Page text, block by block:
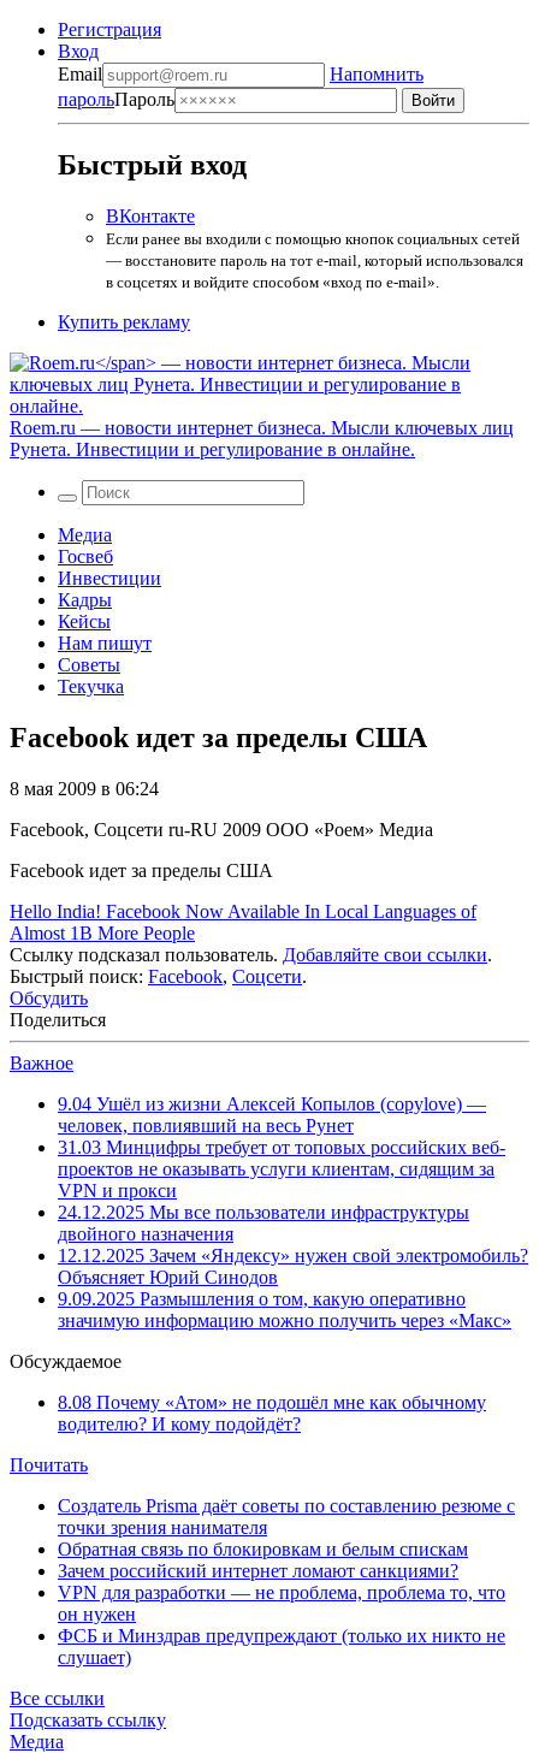
Регистрация
Вход
Email
Напомнить
парольПароль
Быстрый вход
ВКонтакте
Если ранее вы входили с помощью кнопок социальных сетей
— восстановите пароль на тот e-mail, который использовался
в соцсетях и войдите способом «вход по e-mail».
Купить рекламу
Roem.ru — новости интернет бизнеса. Мысли ключевых лиц
Рунета. Инвестиции и регулирование в онлайне.
Медиа
Госвеб
Инвестиции
Кадры
Кейсы
Нам пишут
Советы
Текучка
Facebook идет за пределы США
8 мая 2009 в 06:24
Facebook, Соцсети ru-RU 2009 ООО «Роем» Медиа
Facebook идет за пределы США
Hello India! Facebook Now Available In Local Languages of
Almost 1B More People
Ссылку подсказал пользователь. Добавляйте свои ссылки.
Быстрый поиск: Facebook, Соцсети.
Обсудить
Поделиться
Важное
9.04 Ушёл из жизни Алексей Копылов (copylove) —
человек, повлиявший на весь Рунет
31.03 Минцифры требует от топовых российских веб-
проектов не оказывать услуги клиентам, сидящим за
VPN и прокси
24.12.2025 Мы все пользователи инфраструктуры
двойного назначения
12.12.2025 Зачем «Яндексу» нужен свой электромобиль?
Объясняет Юрий Синодов
9.09.2025 Размышления о том, какую оперативно
значимую информацию можно получить через «Макс»
Обсуждаемое
8.08 Почему «Атом» не подошёл мне как обычному
водителю? И кому подойдёт?
Почитать
Создатель Prisma даёт советы по составлению резюме с
точки зрения нанимателя
Обратная связь по блокировкам и белым спискам
Зачем российский интернет ломают санкциями?
VPN для разработки — не проблема, проблема то, что
он нужен
ФСБ и Минздрав предупреждают (только их никто не
слушает)
Все ссылки
Подсказать ссылку
Медиа